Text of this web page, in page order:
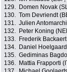
129.
Domen Novak
130. Tom Devriendt
131. Julien
132.
Peter Koning
133.
Frederik
134.
Daniel
135. Gediminas
136.
Mattia Frapporti